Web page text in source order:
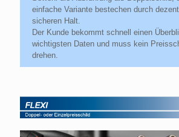
einfache Variante bestechen durch
sicheren Halt.
Der Kunde bekommt schnell einen
wichtigsten Daten und muss kein
drehen.